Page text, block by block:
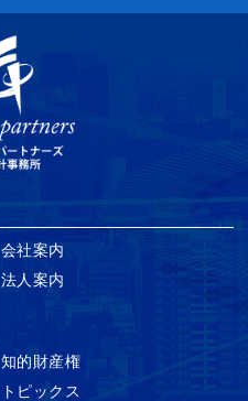
会社案内
法人案内
知的財産権
トピックス